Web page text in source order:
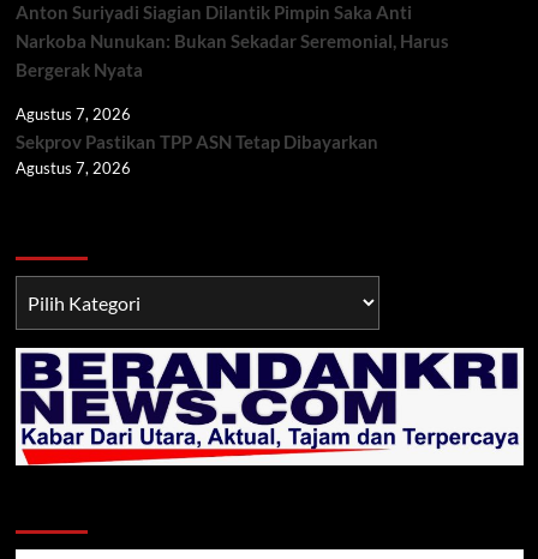
Anton Suriyadi Siagian Dilantik Pimpin Saka Anti
Narkoba Nunukan: Bukan Sekadar Seremonial, Harus
Bergerak Nyata
Agustus 7, 2026
Sekprov Pastikan TPP ASN Tetap Dibayarkan
Agustus 7, 2026
TNI/POLRI